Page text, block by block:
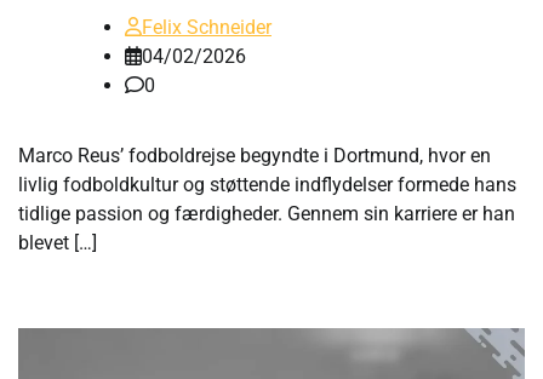
Felix Schneider
04/02/2026
0
Marco Reus’ fodboldrejse begyndte i Dortmund, hvor en
livlig fodboldkultur og støttende indflydelser formede hans
tidlige passion og færdigheder. Gennem sin karriere er han
blevet […]